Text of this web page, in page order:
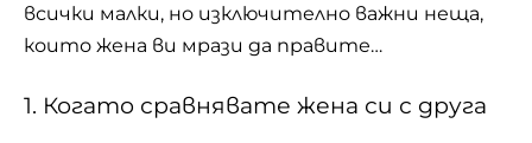
всички малки, но изключително важни неща,
които жена ви мрази да правите…
1. Когато сравнявате жена си с друга